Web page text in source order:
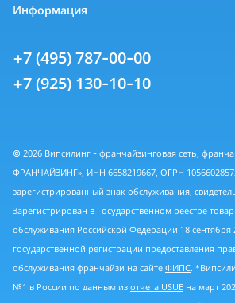
Информация
+7 (495) 787-00-00
+7 (925) 130-10-10
© 2026 Випсилинг - франчайзинговая сеть,
ФРАНЧАЙЗИНГ», ИНН 6658219667, ОГРН
зарегистрированный знак обслуживания,
Зарегистрирован в Государственном реестре
обслуживания Российской Федерации 18
государственной регистрации предоставления
обслуживания франчайзи на сайте ФИПС.
№1 в России по данным из отчета USUE на март